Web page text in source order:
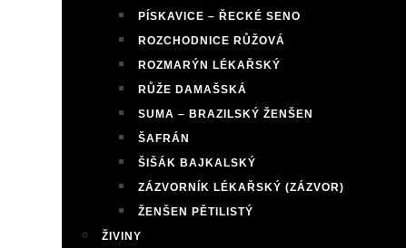
PÍSKAVICE – ŘECKÉ SENO
ROZCHODNICE RŮŽOVÁ
ROZMARÝN LÉKAŘSKÝ
RŮŽE DAMAŠSKÁ
SUMA – BRAZILSKÝ ŽENŠEN
ŠAFRÁN
ŠIŠÁK BAJKALSKÝ
ZÁZVORNÍK LÉKAŘSKÝ (ZÁZVOR)
ŽENŠEN PĚTILISTÝ
ŽIVINY